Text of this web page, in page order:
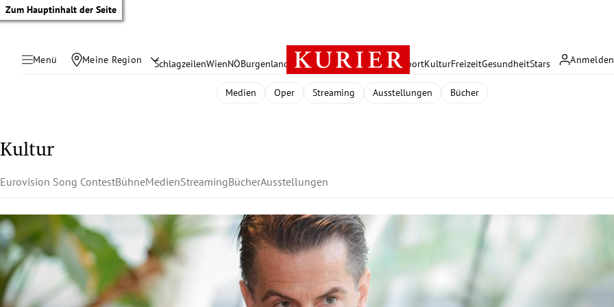
Zum Hauptinhalt der Seite
Menü Meine Region Anmelden
SchlagzeilenWienNÖBurgenland Österreich PolitikWirtschaft SportKulturFreizeitGesundheitStars
Untermenü
Untermenü
Medien Oper Streaming Ausstellungen Bücher
Kultur
Eurovision Song ContestBühneMedienStreamingBücherAusstellungen